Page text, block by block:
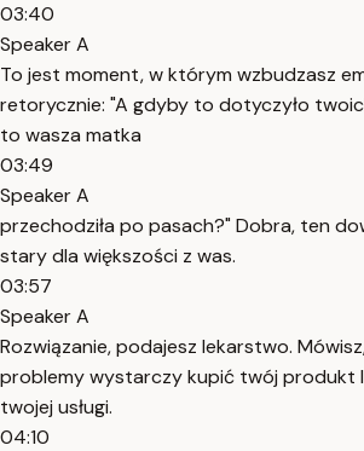
03:40
Speaker A
To jest moment, w którym wzbudzasz
retorycznie: "A gdyby to dotyczyło
to wasza matka
03:49
Speaker A
przechodziła po pasach?" Dobra, ten
stary dla większości z was.
03:57
Speaker A
Rozwiązanie, podajesz lekarstwo.
problemy wystarczy kupić twój produkt
twojej usługi.
04:10